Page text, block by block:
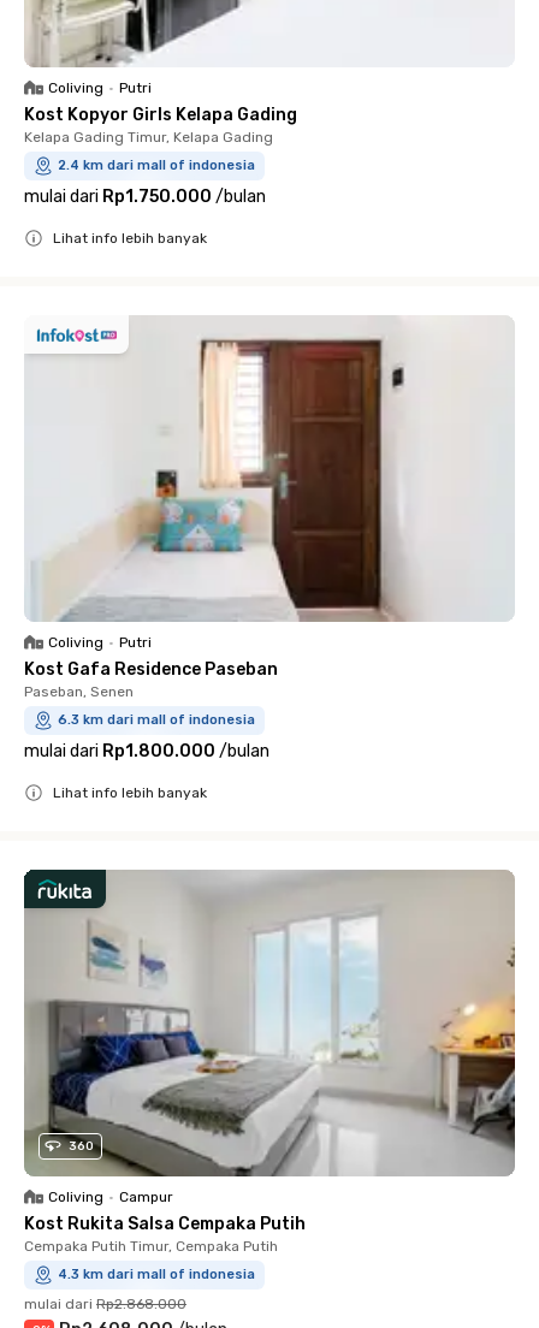
Coliving • Putri
Kost Kopyor Girls Kelapa Gading
Kelapa Gading Timur, Kelapa Gading
2.4 km dari mall of indonesia
mulai dari Rp1.750.000 /bulan
Lihat info lebih banyak
Coliving • Putri
Kost Gafa Residence Paseban
Paseban, Senen
6.3 km dari mall of indonesia
mulai dari Rp1.800.000 /bulan
Lihat info lebih banyak
360
Coliving • Campur
Kost Rukita Salsa Cempaka Putih
Cempaka Putih Timur, Cempaka Putih
4.3 km dari mall of indonesia
mulai dari Rp2.868.000